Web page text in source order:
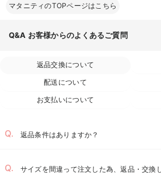
マタニティのTOPページはこちら
Q&A お客様からのよくあるご質問
返品交換について
配送について
お支払いについて
返品条件はありますか？
サイズを間違って注文した為、返品・交換
お気に入り商品を確